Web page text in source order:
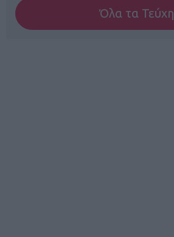
Όλα τα Τεύχη